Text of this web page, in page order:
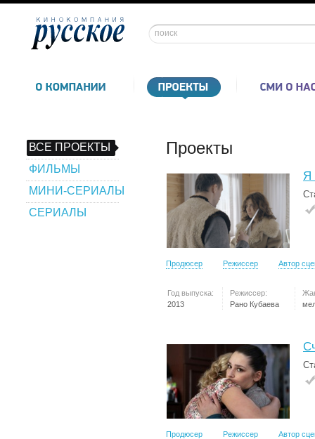
ВСЕ ПРОЕКТЫ
ФИЛЬМЫ
МИНИ-СЕРИАЛЫ
СЕРИАЛЫ
Проекты
Я
Продюсер Режиссер Автор
Год выпуска:
2013
Режиссер:
Рано Кубаева
Продюсер Режиссер Автор